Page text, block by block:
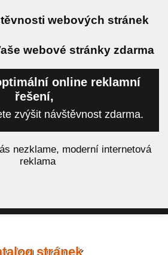
webových stránek
webové stránky zdarma
online reklamní
řešení,
zvýšit návštěvnost zdarma.
nezklame, moderní internetová
reklama
stránek